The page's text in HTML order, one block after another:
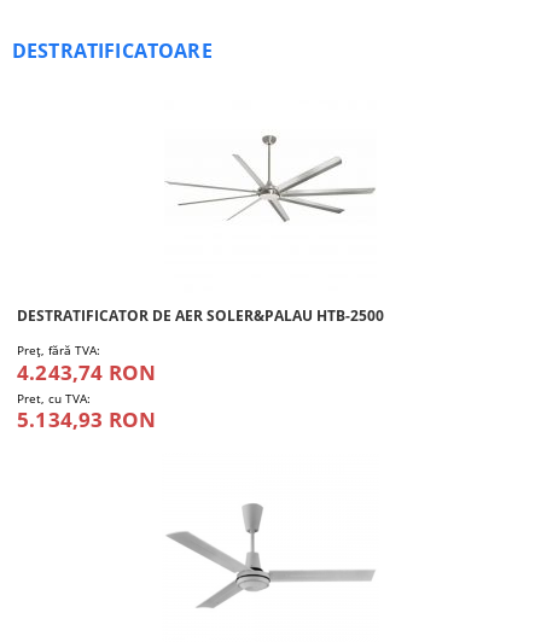
DESTRATIFICATOARE
DESTRATIFICATOR DE AER SOLER&PALAU HTB-2500
Preţ, fără TVA:
4.243,74 RON
Pret, cu TVA:
5.134,93 RON